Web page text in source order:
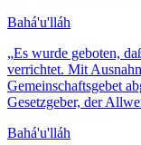
Bahá'u'lláh
„Es wurde geboten,
verrichtet. Mit
Gemeinschaftsgebet
Gesetzgeber, der
Bahá'u'lláh